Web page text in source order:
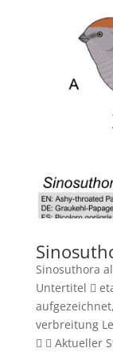
Sinosuthora
Untertitel 
verbreitung
  Aktueller